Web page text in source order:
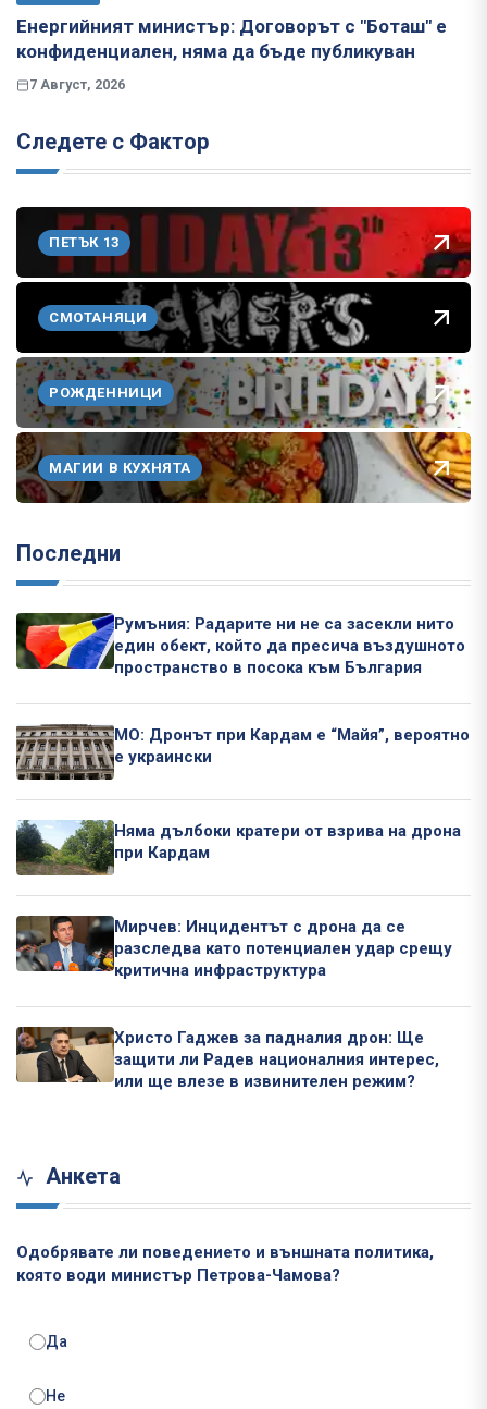
Енергийният министър: Договорът с "Боташ" е
конфиденциален, няма да бъде публикуван
7 Август, 2026
Следете с Фактор
ПЕТЪК 13
СМОТАНЯЦИ
РОЖДЕННИЦИ
МАГИИ В КУХНЯТА
Последни
Румъния: Радарите ни не са засекли нито
един обект, който да пресича въздушното
пространство в посока към България
МО: Дронът при Кардам е “Майя”, вероятно
е украински
Няма дълбоки кратери от взрива на дрона
при Кардам
Мирчев: Инцидентът с дрона да се
разследва като потенциален удар срещу
критична инфраструктура
Христо Гаджев за падналия дрон: Ще
защити ли Радев националния интерес,
или ще влезе в извинителен режим?
Анкета
Одобрявате ли поведението и външната политика,
която води министър Петрова-Чамова?
Да
Не